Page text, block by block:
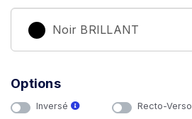
Noir BRILLANT
Options
Inversé Recto-Verso